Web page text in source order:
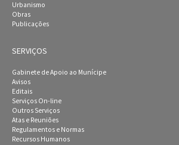
Urbanismo
Obras
Publicações
SERVIÇOS
Gabinete de Apoio ao Munícipe
Avisos
Editais
Serviços On-line
Outros Serviços
Atas e Reuniões
Regulamentos e Normas
Recursos Humanos